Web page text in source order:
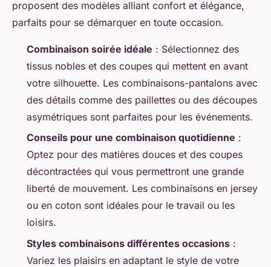
proposent des modèles alliant confort et élégance,
parfaits pour se démarquer en toute occasion.
Combinaison soirée idéale : Sélectionnez des
tissus nobles et des coupes qui mettent en avant
votre silhouette. Les combinaisons-pantalons avec
des détails comme des paillettes ou des découpes
asymétriques sont parfaites pour les événements.
Conseils pour une combinaison quotidienne :
Optez pour des matières douces et des coupes
décontractées qui vous permettront une grande
liberté de mouvement. Les combinaisons en jersey
ou en coton sont idéales pour le travail ou les
loisirs.
Styles combinaisons différentes occasions :
Variez les plaisirs en adaptant le style de votre